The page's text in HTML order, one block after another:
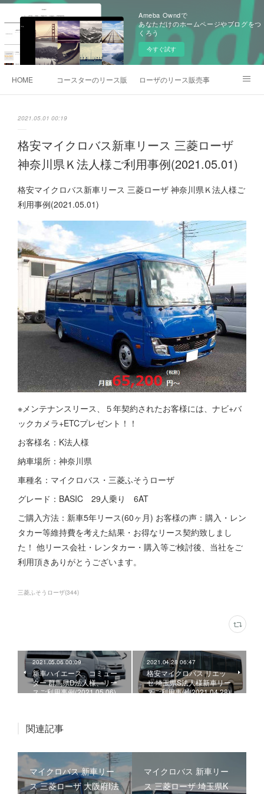
Ameba Owndで
あなただけのホームページやブログをつ
くろう
今すぐ試す
HOME コースターのリース販売事例ローザのリース販売事例
2021.05.01 00:19
格安マイクロバス新車リース 三菱ローザ
神奈川県Ｋ法人様ご利用事例(2021.05.01)
格安マイクロバス新車リース 三菱ローザ 神奈川県Ｋ法人様ご
利用事例(2021.05.01)
※メンテナンスリース、５年契約されたお客様には、ナビ+バ
ックカメラ+ETCプレゼント！！
お客様名：K法人様
納車場所：神奈川県
車種名：マイクロバス・三菱ふそうローザ
グレード：BASIC 29人乗り 6AT
ご購入方法：新車5年リース(60ヶ月) お客様の声：購入・レン
タカー等維持費を考えた結果・お得なリース契約致しまし
た！ 他リース会社・レンタカー・購入等ご検討後、当社をご
利用頂きありがとうございます。
三菱ふそうローザ(344)
2021.05.06 00:09
新車ハイエース コミュー
ター 群馬県D法人様、リー
スご利用事例(2021.05.06)
2021.04.28 06:47
格安マイクロバス リエッ
セ 埼玉県S法人様新車リー
スご利用事例(2021.04.28)
関連記事
マイクロバス 新車リー
ス 三菱ローザ 大阪府I法
マイクロバス 新車リー
ス 三菱ローザ 埼玉県K